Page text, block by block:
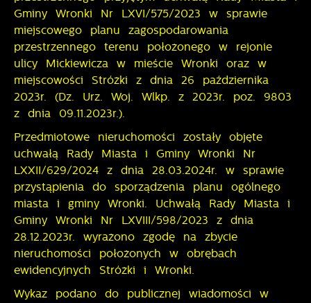
Gminy Wronki Nr LXVI/575/2023 w sprawie
miejscowego planu zagospodarowania
przestrzennego terenu położonego w rejonie
ulicy Mickiewicza w mieście Wronki oraz w
miejscowości Stróżki z dnia 26 października
2023r. (Dz. Urz. Woj. Wlkp. z 2023r. poz. 9803
z dnia 09.11.2023r.).
Przedmiotowe nieruchomości zostały objęte
uchwałą Rady Miasta i Gminy Wronki Nr
LXXII/629/2024 z dnia 28.03.2024r. w sprawie
przystąpienia do sporządzenia planu ogólnego
miasta i gminy Wronki. Uchwałą Rady Miasta i
Gminy Wronki Nr LXVIII/598/2023 z dnia
28.12.2023r. wyrażono zgodę na zbycie
nieruchomości położonych w obrębach
ewidencyjnych Stróżki i Wronki.
Wykaz podano do publicznej wiadomości w
zanonimizowanej. Wyrażenie zgody na analityczne
pliki cookies gwarantuje dostępność wszystkich
funkcjonalności.
naszych partnerów.
Promocyjne pliki cookies służą do prezentowania Ci
naszych komunikatów na podstawie analizy Twoich
upodobań oraz Twoich zwyczajów dotyczących
przeglądanej witryny internetowej. Treści promocyjne
mogą pojawić się na stronach podmiotów trzecich
lub firm będących naszymi partnerami oraz innych
dostawców usług. Firmy te działają w charakterze
pośredników prezentujących nasze treści w postaci
wiadomości, ofert, komunikatów mediów
społecznościowych.
Więcej